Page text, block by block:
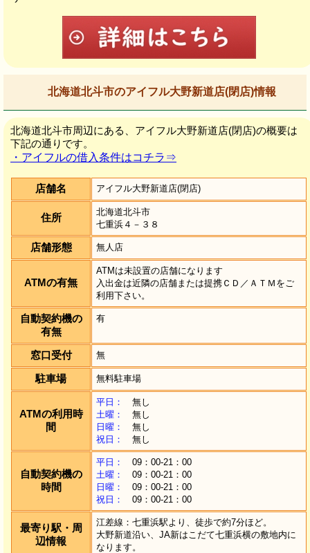
北海道北斗市のアイフル大野新道店(閉店)情報
北海道北斗市周辺にある、アイフル大野新道店(閉店)の概要は
下記の通りです。
・アイフルの借入条件はコチラ⇒
店舗名 アイフル大野新道店(閉店)
住所
北海道北斗市
七重浜４－３８
店舗形態 無人店
ATMの有無
ATMは未設置の店舗になります
入出金は近隣の店舗または提携ＣＤ／ＡＴＭをご
利用下さい。
自動契約機の
有無
有
窓口受付 無
駐車場 無料駐車場
ATMの利用時
間
平日：
無し
土曜：
無し
日曜：
無し
祝日：
無し
自動契約機の
時間
平日：
09：00-21：00
土曜：
09：00-21：00
日曜：
09：00-21：00
祝日：
09：00-21：00
最寄り駅・周
辺情報
江差線：七重浜駅より、徒歩で約7分ほど。
大野新道沿い、JA新はこだて七重浜横の敷地内に
なります。